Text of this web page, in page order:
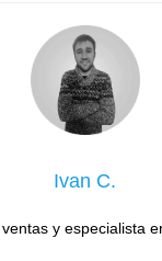
Ivan C.
y especialista